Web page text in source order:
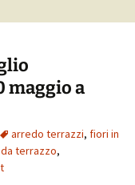
maggio a
arredo terrazzi, fiori in
terrazzo,